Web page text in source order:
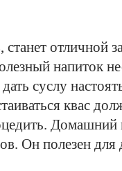
отличной
напиток
суслу
квас
Домашний
Он полезен для